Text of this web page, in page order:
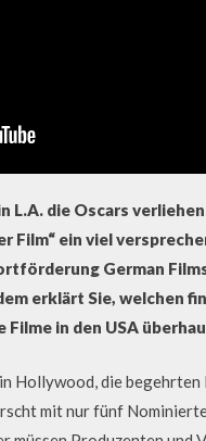
L.A. die Oscars
Film“ ein viel
German
erklärt Sie, welchen
in den USA
Hollywood, die
mit nur fünf